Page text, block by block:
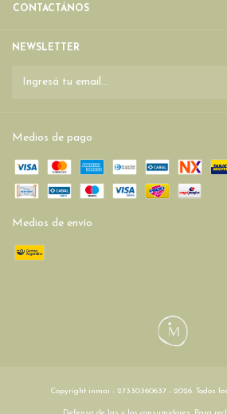
CONTACTÁNOS
NEWSLETTER
Medios de pago
Medios de envío
Copyright inmai - 27330360637 - 2026. Todos